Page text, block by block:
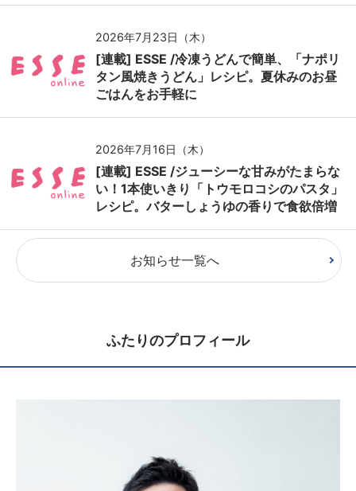
2026年7月23日（木）
[連載] ESSE /冷凍うどんで簡単、「ナポリ
タン風焼きうどん」レシピ。夏休みのお昼
ごはんをお手軽に
2026年7月16日（木）
[連載] ESSE /ジューシーな甘みがたまらな
い！1本使いきり「トウモロコシのパスタ」
レシピ。バターしょうゆの香りで食欲倍増
お知らせ一覧へ
ふたりのプロフィール